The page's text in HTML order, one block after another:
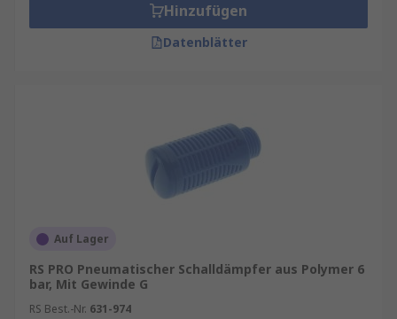
Hinzufügen
Datenblätter
Auf Lager
RS PRO Pneumatischer Schalldämpfer aus Polymer 6
bar, Mit Gewinde G
RS Best.-Nr. 631-974